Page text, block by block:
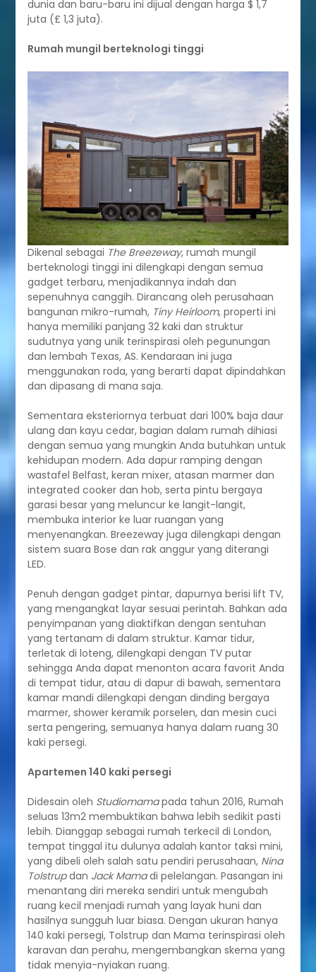
dunia dan baru-baru ini dijual dengan harga $ 1,7
juta (£ 1,3 juta).
Rumah mungil berteknologi tinggi
Dikenal sebagai The Breezeway, rumah mungil
berteknologi tinggi ini dilengkapi dengan semua
gadget terbaru, menjadikannya indah dan
sepenuhnya canggih. Dirancang oleh perusahaan
bangunan mikro-rumah, Tiny Heirloom, properti ini
hanya memiliki panjang 32 kaki dan struktur
sudutnya yang unik terinspirasi oleh pegunungan
dan lembah Texas, AS. Kendaraan ini juga
menggunakan roda, yang berarti dapat dipindahkan
dan dipasang di mana saja.
Sementara eksteriornya terbuat dari 100% baja daur
ulang dan kayu cedar, bagian dalam rumah dihiasi
dengan semua yang mungkin Anda butuhkan untuk
kehidupan modern. Ada dapur ramping dengan
wastafel Belfast, keran mixer, atasan marmer dan
integrated cooker dan hob, serta pintu bergaya
garasi besar yang meluncur ke langit-langit,
membuka interior ke luar ruangan yang
menyenangkan. Breezeway juga dilengkapi dengan
sistem suara Bose dan rak anggur yang diterangi
LED.
Penuh dengan gadget pintar, dapurnya berisi lift TV,
yang mengangkat layar sesuai perintah. Bahkan ada
penyimpanan yang diaktifkan dengan sentuhan
yang tertanam di dalam struktur. Kamar tidur,
terletak di loteng, dilengkapi dengan TV putar
sehingga Anda dapat menonton acara favorit Anda
di tempat tidur, atau di dapur di bawah, sementara
kamar mandi dilengkapi dengan dinding bergaya
marmer, shower keramik porselen, dan mesin cuci
serta pengering, semuanya hanya dalam ruang 30
kaki persegi.
Apartemen 140 kaki persegi
Didesain oleh Studiomamapada tahun 2016, Rumah
seluas 13m2 membuktikan bahwa lebih sedikit pasti
lebih. Dianggap sebagai rumah terkecil di London,
tempat tinggal itu dulunya adalah kantor taksi mini,
yang dibeli oleh salah satu pendiri perusahaan, Nina
Tolstrupdan Jack Mamadi pelelangan. Pasangan ini
menantang diri mereka sendiri untuk mengubah
ruang kecil menjadi rumah yang layak huni dan
hasilnya sungguh luar biasa. Dengan ukuran hanya
140 kaki persegi, Tolstrup dan Mama terinspirasi oleh
karavan dan perahu, mengembangkan skema yang
tidak menyia-nyiakan ruang.